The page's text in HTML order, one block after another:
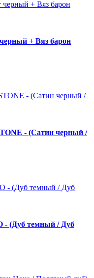
+ Вяз барон
- (Сатин черный /
(Дуб темный / Дуб